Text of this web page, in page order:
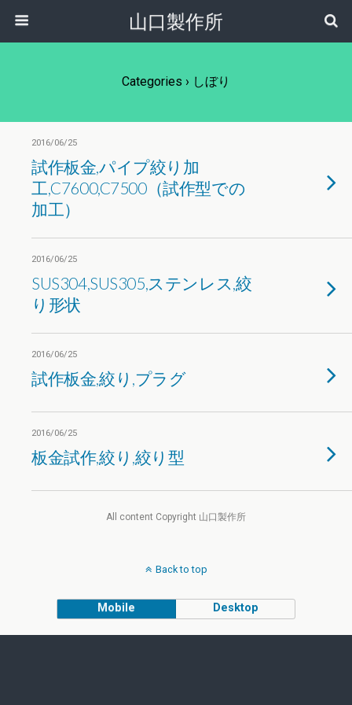
山口製作所
Categories › しぼり
2016/06/25
試作板金,パイプ絞り加
工,C7600,C7500（試作型での
加工）
2016/06/25
SUS304,SUS305,ステンレス,絞
り形状
2016/06/25
試作板金,絞り,プラグ
2016/06/25
板金試作,絞り,絞り型
All content Copyright 山口製作所
Back to top
Mobile Desktop